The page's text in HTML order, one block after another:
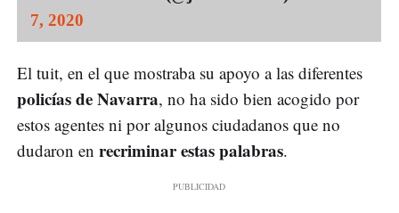
7, 2020
El tuit, en el que mostraba su apoyo a las diferentes
policías de Navarra, no ha sido bien acogido por
estos agentes ni por algunos ciudadanos que no
dudaron en recriminar estas palabras.